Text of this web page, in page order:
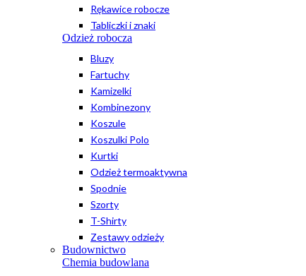
Rękawice robocze
Tabliczki i znaki
Odzież robocza
Bluzy
Fartuchy
Kamizelki
Kombinezony
Koszule
Koszulki Polo
Kurtki
Odzież termoaktywna
Spodnie
Szorty
T-Shirty
Zestawy odzieży
Budownictwo
Chemia budowlana